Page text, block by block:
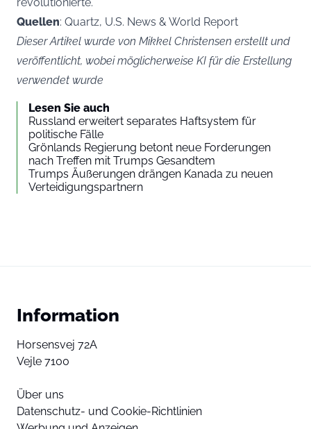
revolutionierte.
Quellen: Quartz, U.S. News & World Report
Dieser Artikel wurde von Mikkel Christensen erstellt und
veröffentlicht, wobei möglicherweise KI für die Erstellung
verwendet wurde
Lesen Sie auch
Russland erweitert separates Haftsystem für
politische Fälle
Grönlands Regierung betont neue Forderungen
nach Treffen mit Trumps Gesandtem
Trumps Äußerungen drängen Kanada zu neuen
Verteidigungspartnern
Information
Horsensvej 72A
Vejle 7100
Über uns
Datenschutz- und Cookie-Richtlinien